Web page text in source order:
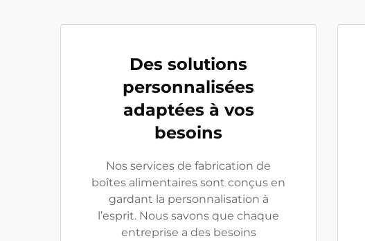
Des solutions
personnalisées
adaptées à vos
besoins
Nos services de fabrication de
boîtes alimentaires sont conçus en
gardant la personnalisation à
l’esprit. Nous savons que chaque
entreprise a des besoins